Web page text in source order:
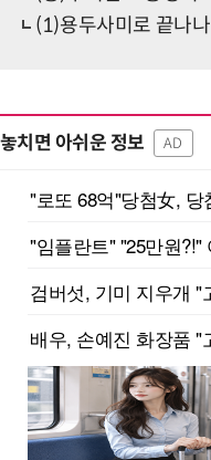
(1)용두사미로 끝나나
놓치면 아쉬운 정보 AD